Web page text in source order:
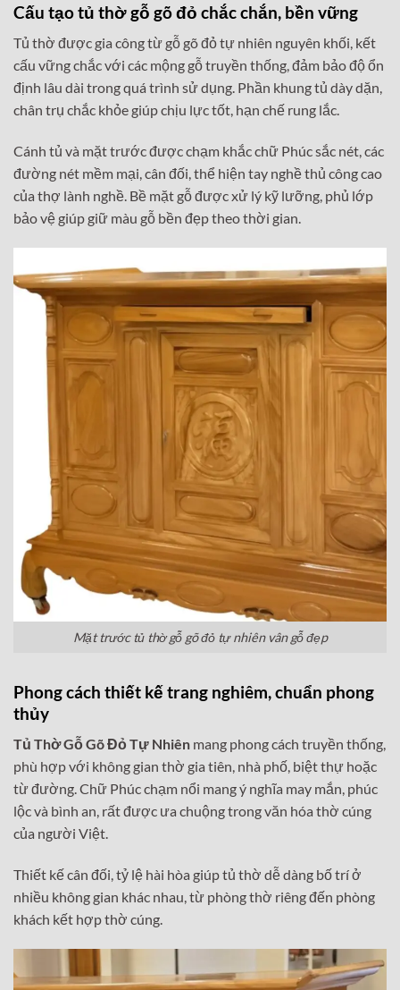
Cấu tạo tủ thờ gỗ gõ đỏ chắc chắn, bền vững
Tủ thờ được gia công từ gỗ gõ đỏ tự nhiên nguyên khối, kết
cấu vững chắc với các mộng gỗ truyền thống, đảm bảo độ ổn
định lâu dài trong quá trình sử dụng. Phần khung tủ dày dặn,
chân trụ chắc khỏe giúp chịu lực tốt, hạn chế rung lắc.
Cánh tủ và mặt trước được chạm khắc chữ Phúc sắc nét, các
đường nét mềm mại, cân đối, thể hiện tay nghề thủ công cao
của thợ lành nghề. Bề mặt gỗ được xử lý kỹ lưỡng, phủ lớp
bảo vệ giúp giữ màu gỗ bền đẹp theo thời gian.
Mặt trước tủ thờ gỗ gõ đỏ tự nhiên vân gỗ đẹp
Phong cách thiết kế trang nghiêm, chuẩn phong
thủy
Tủ Thờ Gỗ Gõ Đỏ Tự Nhiên mang phong cách truyền thống,
phù hợp với không gian thờ gia tiên, nhà phố, biệt thự hoặc
từ đường. Chữ Phúc chạm nổi mang ý nghĩa may mắn, phúc
lộc và bình an, rất được ưa chuộng trong văn hóa thờ cúng
của người Việt.
Thiết kế cân đối, tỷ lệ hài hòa giúp tủ thờ dễ dàng bố trí ở
nhiều không gian khác nhau, từ phòng thờ riêng đến phòng
khách kết hợp thờ cúng.